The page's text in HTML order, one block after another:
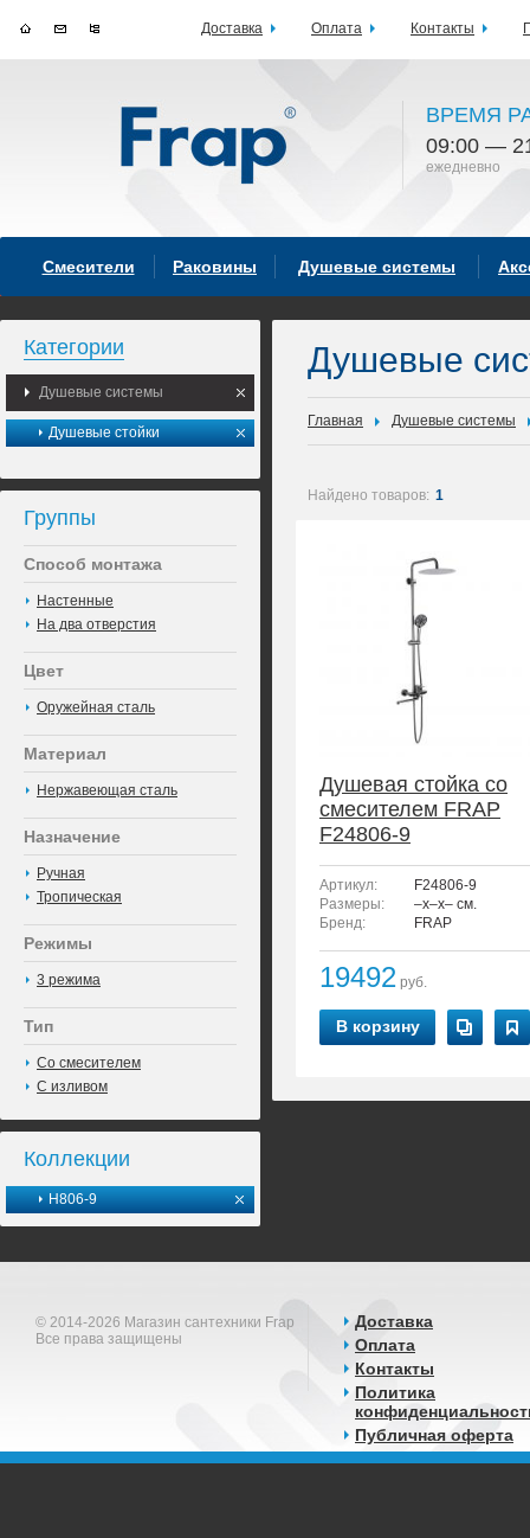
ВРЕМЯ
09:00 —
ежедневно
Смесители Раковины Душевые системы
Категории
Душевые системы
Душевые стойки
Группы
Способ монтажа
Настенные
На два отверстия
Цвет
Оружейная сталь
Материал
Нержавеющая сталь
Назначение
Ручная
Тропическая
Режимы
3 режима
Тип
Со смесителем
С изливом
Коллекции
H806-9
Душевые
Главная Душевые системы
Найдено товаров: 1
Душевая стойка со
смесителем FRAP
F24806-9
Артикул:
F24806-9
Размеры:
–x–x– см.
Бренд:
FRAP
19492 руб.
В корзину
© 2014-2026 Магазин сантехники Frap
Все права защищены
Доставка
Оплата
Контакты
Политика
Публичная оферта
Доставка Оплата Контакты